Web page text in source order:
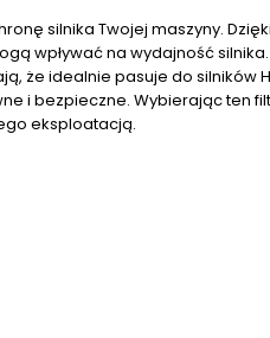
silnika Twojej maszyny.
wpływać na wydajność
że idealnie pasuje do silników
i bezpieczne. Wybierając ten
eksploatacją.